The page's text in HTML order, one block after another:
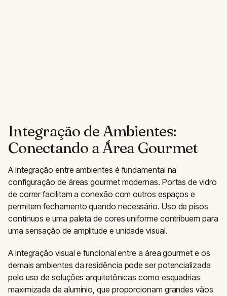
Integração de Ambientes:
Conectando a Área Gourmet
A integração entre ambientes é fundamental na
configuração de áreas gourmet modernas. Portas de vidro
de correr facilitam a conexão com outros espaços e
permitem fechamento quando necessário. Uso de pisos
contínuos e uma paleta de cores uniforme contribuem para
uma sensação de amplitude e unidade visual.
A integração visual e funcional entre a área gourmet e os
demais ambientes da residência pode ser potencializada
pelo uso de soluções arquitetônicas como esquadrias
maximizada de alumínio, que proporcionam grandes vãos